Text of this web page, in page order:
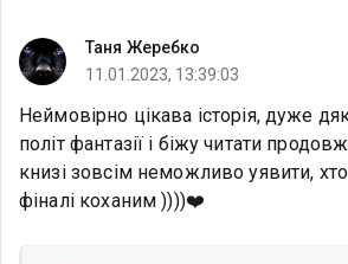
Таня Жеребко
11.01.2023, 13:39:03
Неймовірно цікава історія, дуже
політ фантазії і біжу читати
книзі зовсім неможливо уявити,
фіналі коханим ))))❤️